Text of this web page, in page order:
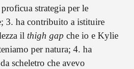
strategia per le
3. ha contribuito a istituire
il thigh gap che io e Kylie
per natura; 4. ha
scheletro che avevo